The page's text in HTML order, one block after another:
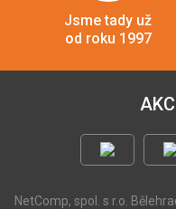
Jsme tady už
od roku 1997
NetComp, spol. s r.o.